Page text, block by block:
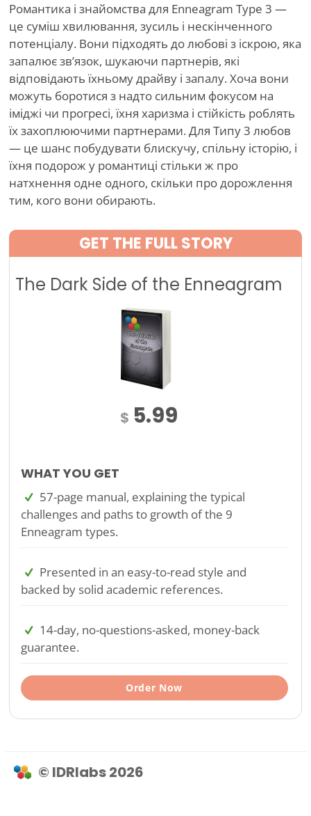
Романтика і знайомства для Enneagram Type 3 —
це суміш хвилювання, зусиль і нескінченного
потенціалу. Вони підходять до любові з іскрою, яка
запалює зв’язок, шукаючи партнерів, які
відповідають їхньому драйву і запалу. Хоча вони
можуть боротися з надто сильним фокусом на
іміджі чи прогресі, їхня харизма і стійкість роблять
їх захоплюючими партнерами. Для Типу 3 любов
— це шанс побудувати блискучу, спільну історію, і
їхня подорож у романтиці стільки ж про
натхнення одне одного, скільки про дорожлення
тим, кого вони обирають.
GET THE FULL STORY
The Dark Side of the Enneagram
$ 5.99
WHAT YOU GET
57-page manual, explaining the typical
challenges and paths to growth of the 9
Enneagram types.
Presented in an easy-to-read style and
backed by solid academic references.
14-day, no-questions-asked, money-back
guarantee.
Order Now
© IDRlabs 2026